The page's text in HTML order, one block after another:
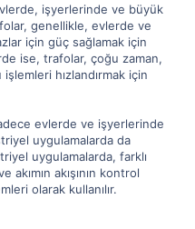
işyerlerinde ve büyük
genellikle, evlerde ve
için güç sağlamak için
ise, trafolar, çoğu zaman,
hızlandırmak için
evlerde ve işyerlerinde
uygulamalarda da
uygulamalarda, farklı
akışının kontrol
olarak kullanılır.